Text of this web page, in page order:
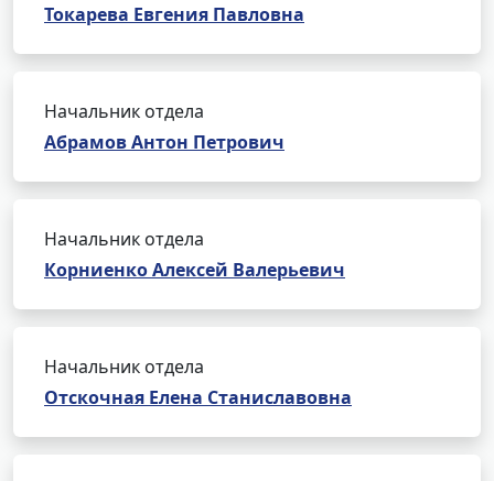
Токарева Евгения Павловна
Начальник отдела
Абрамов Антон Петрович
Начальник отдела
Корниенко Алексей Валерьевич
Начальник отдела
Отскочная Елена Станиславовна